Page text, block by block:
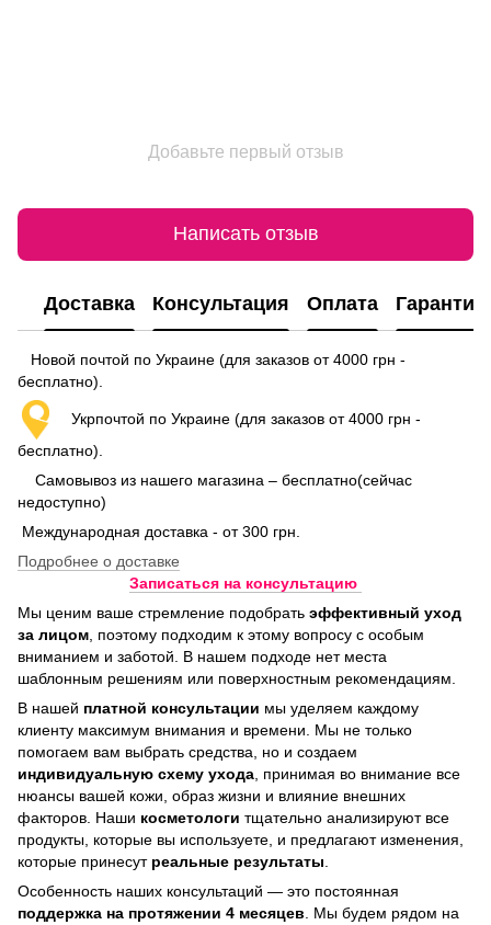
Добавьте первый отзыв
Написать отзыв
Доставка Консультация Оплата Гарантия
Новой почтой по Украине (для заказов от 4000 грн -
бесплатно).
Укрпочтой по Украине (для заказов от 4000 грн -
бесплатно).
Самовывоз из нашего магазина – бесплатно(сейчас
недоступно)
Международная доставка - от 300 грн.
Подробнее о доставке
Записаться на консультацию
Мы ценим ваше стремление подобрать эффективный уход
за лицом , поэтому подходим к этому вопросу с особым
вниманием и заботой. В нашем подходе нет места
шаблонным решениям или поверхностным рекомендациям.
В нашей платной консультации мы уделяем каждому
клиенту максимум внимания и времени. Мы не только
помогаем вам выбрать средства, но и создаем
индивидуальную схему ухода , принимая во внимание все
нюансы вашей кожи, образ жизни и влияние внешних
факторов. Наши косметологи тщательно анализируют все
продукты, которые вы используете, и предлагают изменения,
которые принесут реальные результаты
Особенность наших консультаций — это постоянная
поддержка на протяжении 4 месяцев . Мы будем рядом на